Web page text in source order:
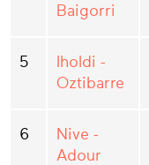
Baigorri
5
Iholdi -
Oztibarre
6
Nive -
Adour